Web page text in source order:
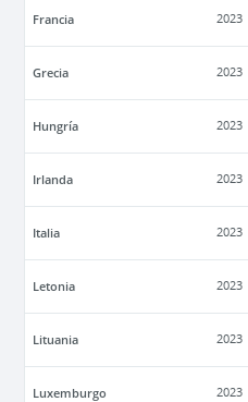
Francia 2023
Grecia 2023
Hungría 2023
Irlanda 2023
Italia 2023
Letonia 2023
Lituania 2023
Luxemburgo 2023